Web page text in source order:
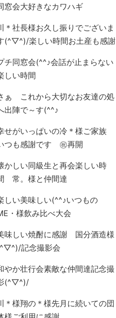
窓会大好きなカワハギ
＊社長様お久し振りでございま
(^▽^)/楽しい時間お土産も感謝
チ同窓会(^^♪会話が止まらない
しい時間
ぁ これから大切なお友達の処
出陣で～す(^^♪
せがいっぱいの冷＊様ご家族
つも感謝です ㊗再開
かしい同級生と再会楽しい時
常。様と仲間達
しい美味しい(^^♪いつもの
・様飲み比べ大会
味しい焼酎に感謝 国分酒造様
記念撮影会
やか壮行会素敵な仲間達記念撮
(^▽^)/
＊様翔の＊様先月に続いての団